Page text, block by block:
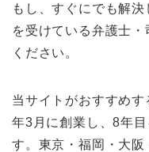
もし、すぐにでも解
を受けている弁護士
ください。
当サイトがおすすめ
年3月に創業し、8年
す。東京・福岡・大